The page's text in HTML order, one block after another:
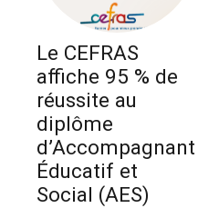
Le CEFRAS
affiche 95 % de
réussite au
diplôme
d’Accompagnant
Éducatif et
Social (AES)